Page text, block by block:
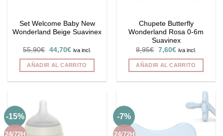
Set Welcome Baby New
Wonderland Beige Suavinex
55,90€ El
original
era:
44,70€El
actual
es:
iva incl.
AÑADIR AL CARRITO
Chupete Butterfly
Wonderland Rosa 0-6m
Suavinex
8,95€ El
original
era:
7,60€El
actual
es:
iva incl.
AÑADIR AL CARRITO
-15%
24/72H
-7%
24/72H